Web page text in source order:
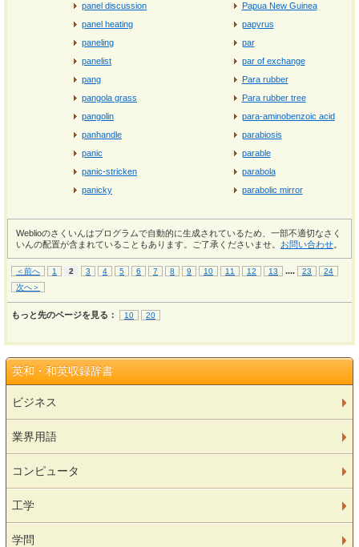
panel discussion
panel heating
paneling
panelist
pang
pangola grass
pangolin
panhandle
panic
panic-stricken
panicky
Papua New Guinea
papyrus
par
par of exchange
Para rubber
Para rubber tree
para-aminobenzoic acid
parabiosis
parable
parabola
parabolic mirror
Weblioのさくいんはプログラムで自動的に生成されているため、一部不適切なさく
いんの配置が含まれていることもあります。ご了承くださいませ。 お問い合わせ
＜前へ 1 2 3 4 5 6 7 8 9 10 11 12 13 .... 23
24
次へ＞
もっと先のページを見る： 10 20
英和・和英収録辞書
ビジネス
業界用語
コンピュータ
工学
学問